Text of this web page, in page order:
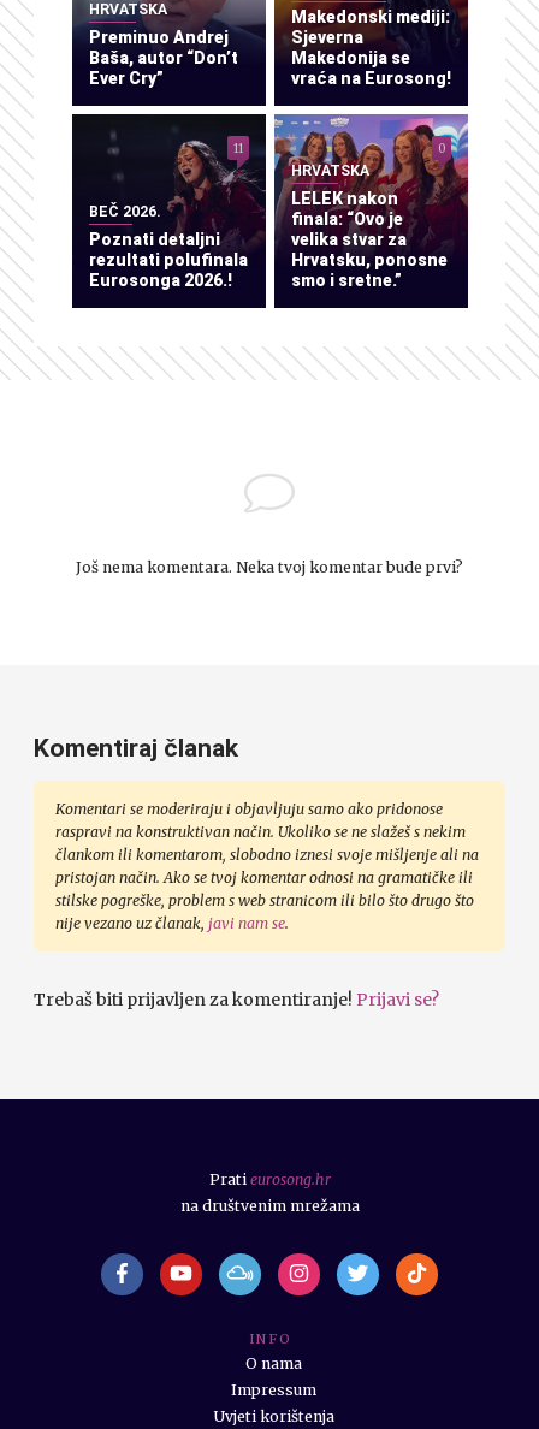
HRVATSKA
Preminuo Andrej
Baša, autor “Don’t
Ever Cry”
Makedonski mediji:
Sjeverna
Makedonija se
vraća na Eurosong!
BEČ 2026.
Poznati detaljni
rezultati polufinala
Eurosonga 2026.!
11
HRVATSKA
LELEK nakon
finala: “Ovo je
velika stvar za
Hrvatsku, ponosne
smo i sretne.”
0
Još nema komentara. Neka tvoj komentar bude prvi?
Komentiraj članak
Komentari se moderiraju i objavljuju samo ako pridonose
raspravi na konstruktivan način. Ukoliko se ne slažeš s nekim
člankom ili komentarom, slobodno iznesi svoje mišljenje ali na
pristojan način. Ako se tvoj komentar odnosi na gramatičke ili
stilske pogreške, problem s web stranicom ili bilo što drugo što
nije vezano uz članak, javi nam se.
Trebaš biti prijavljen za komentiranje! Prijavi se?
I N F O
O nama
Impressum
Uvjeti korištenja
Prati eurosong.hr
na društvenim mrežama